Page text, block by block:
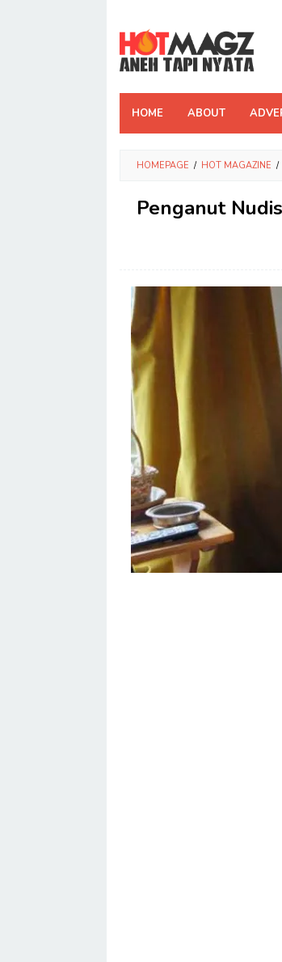
content
HOME ABOUT
HOMEPAGE / HOT MAGAZINE /
Penganut